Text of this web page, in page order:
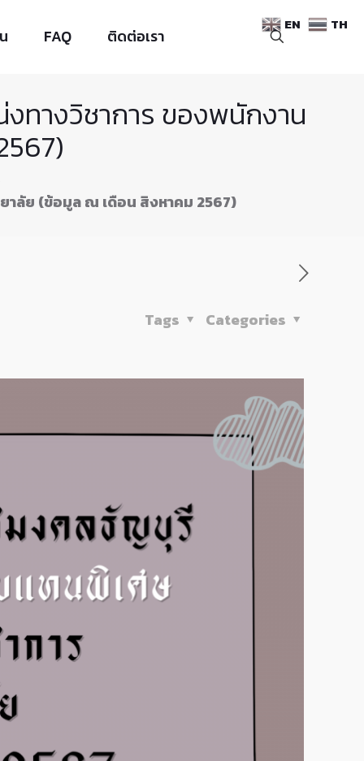
FAQ ติดต่อเรา
ทางวิชาการ ของพนักงาน
ลัย (ข้อมูล ณ เดือน สิงหาคม 2567)
Categories
Tags
EN TH